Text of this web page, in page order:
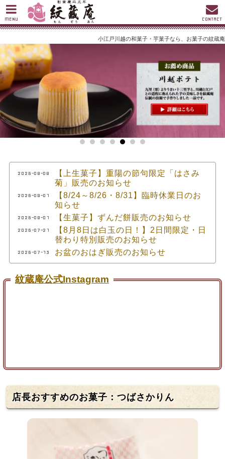
小江戸川越の和菓子・芋菓子なら、お菓子の紋蔵庵
2026-08-08
【上生菓子】重陽の節句限定「はさみ
菊」販売のお知らせ
2026-08-01
【8/24～8/26・8/31】臨時休業日のお
知らせ
2026-08-01 【生菓子】ずんだ餅販売のお知らせ
2026-07-21
【8月8日は白玉の日！】2日間限定・日
替わり特別販売のお知らせ
2026-07-13 お盆のおはぎ販売のお知らせ
紋蔵庵公式Instagram
店長おすすめのお菓子：つばさかりん
MENU CONTACT